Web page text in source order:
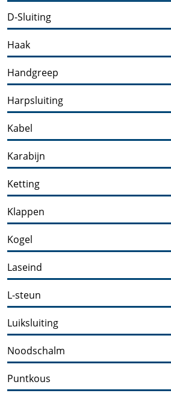
D-Sluiting
Haak
Handgreep
Harpsluiting
Kabel
Karabijn
Ketting
Klappen
Kogel
Laseind
L-steun
Luiksluiting
Noodschalm
Puntkous